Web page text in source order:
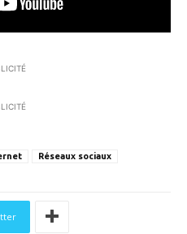
Réseaux sociaux